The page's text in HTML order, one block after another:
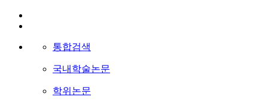
통합검색
국내학술논문
학위논문